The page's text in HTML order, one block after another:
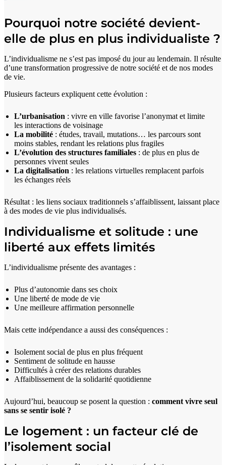
Pourquoi notre société devient-
elle de plus en plus individualiste ?
L’individualisme ne s’est pas imposé du jour au lendemain. Il résulte
d’une transformation progressive de notre société et de nos modes
de vie.
Plusieurs facteurs expliquent cette évolution :
L’urbanisation : vivre en ville favorise l’anonymat et limite
les interactions de voisinage
La mobilité : études, travail, mutations… les parcours sont
moins stables, rendant les relations plus fragiles
L’évolution des structures familiales : de plus en plus de
personnes vivent seules
La digitalisation : les relations virtuelles remplacent parfois
les échanges réels
Résultat : les liens sociaux traditionnels s’affaiblissent, laissant place
à des modes de vie plus individualisés.
Individualisme et solitude : une
liberté aux effets limités
L’individualisme présente des avantages :
Plus d’autonomie dans ses choix
Une liberté de mode de vie
Une meilleure affirmation personnelle
Mais cette indépendance a aussi des conséquences :
Isolement social de plus en plus fréquent
Sentiment de solitude en hausse
Difficultés à créer des relations durables
Affaiblissement de la solidarité quotidienne
Aujourd’hui, beaucoup se posent la question : comment vivre seul
sans se sentir isolé ?
Le logement : un facteur clé de
l’isolement social